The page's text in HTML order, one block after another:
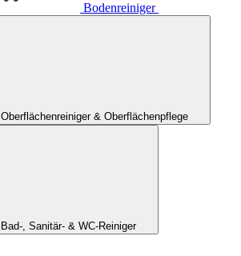
Bodenreiniger
Oberflächenreiniger & Oberflächenpflege
Bad-, Sanitär- & WC-Reiniger